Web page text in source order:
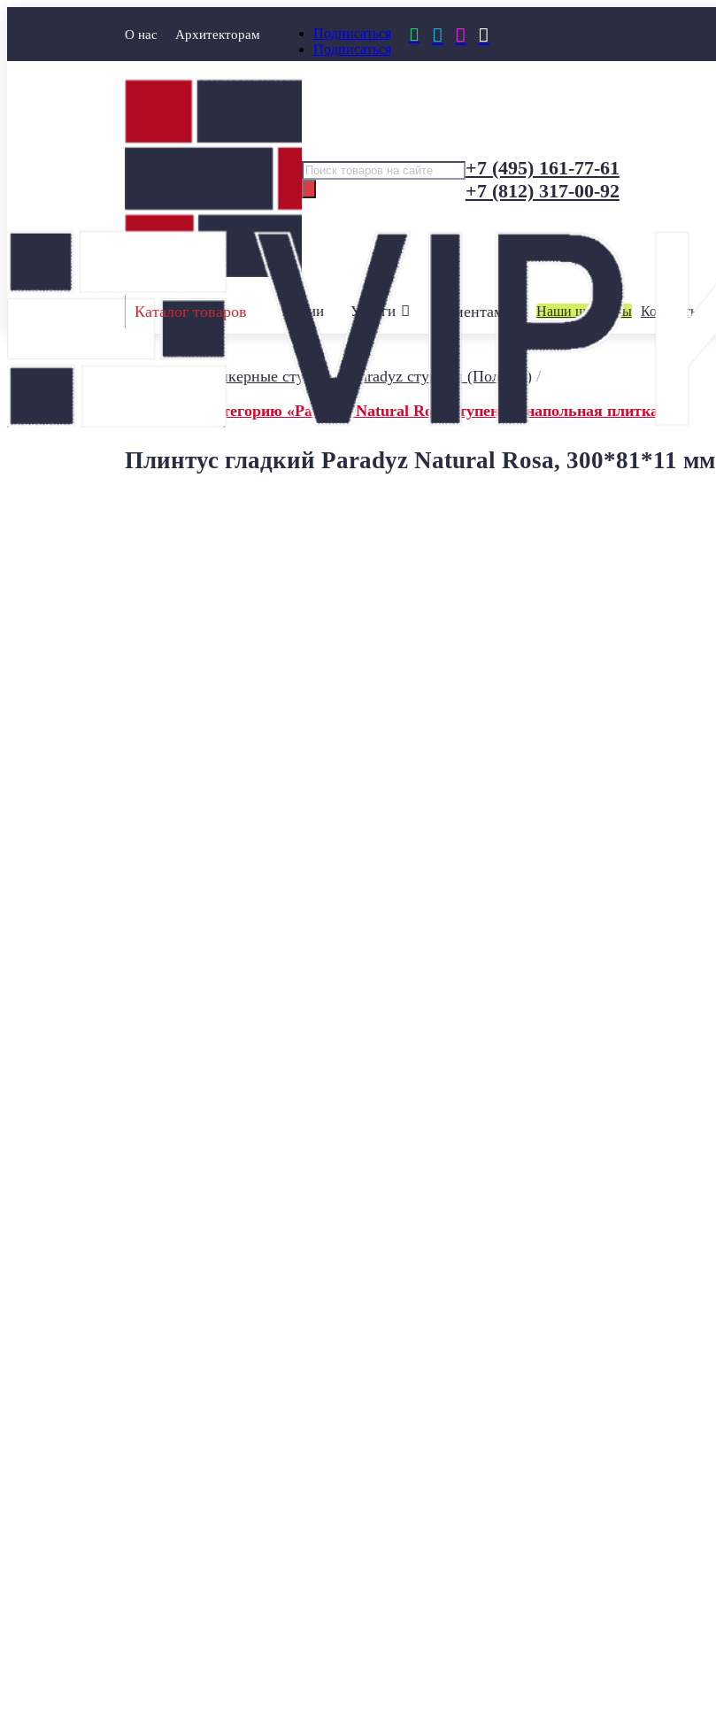
О нас Архитекторам
Подписаться
Подписаться
   
Поиск
товаров
+7 (495) 161-77-61
+7 (812) 317-00-92
Каталог товаров Акции Услуги Клиентам Наши шоурумы Контакты
Клинкерные ступени/ Paradyz ступени (Польша)/
← Назад в категорию «Paradyz Natural Rosa ступени и напольная плитка»
Плинтус гладкий Paradyz Natural Rosa, 300*81*11 мм